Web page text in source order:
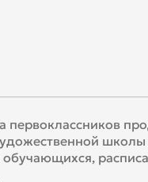
первоклассников
школы